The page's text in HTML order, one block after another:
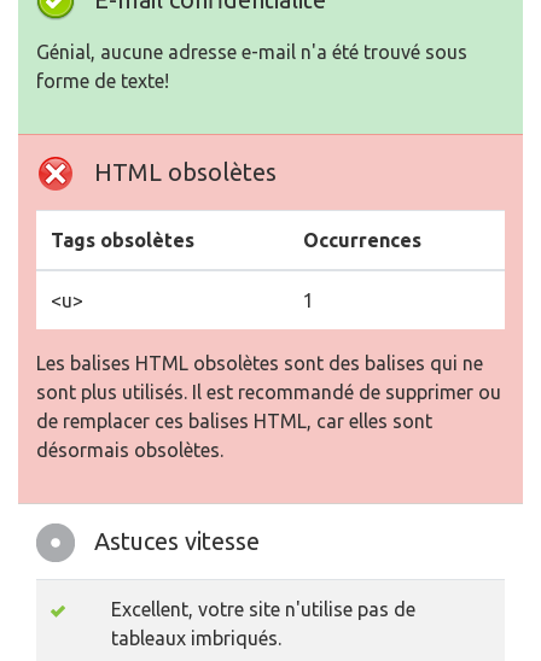
Génial, aucune adresse e-mail n'a été trouvé sous
forme de texte!
HTML obsolètes
Tags obsolètes Occurrences
<u> 1
Les balises HTML obsolètes sont des balises qui ne
sont plus utilisés. Il est recommandé de supprimer ou
de remplacer ces balises HTML, car elles sont
désormais obsolètes.
Astuces vitesse
Excellent, votre site n'utilise pas de
tableaux imbriqués.